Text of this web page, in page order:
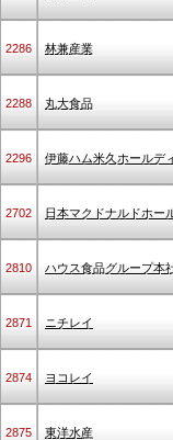
2286 林兼産業
2288 丸大食品
2296 伊藤ハム米久ホールデ
2702 日本マクドナルドホー
2810 ハウス食品グループ本
2871 ニチレイ
2874 ヨコレイ
2875 東洋水産